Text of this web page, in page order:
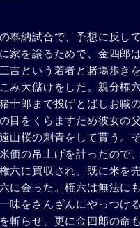
奉納試合で、予想に反し
家を譲るためで、金四郎
吉という若者と賭場歩き
み大儲けをした。親分権
十郎まで投げとばしお職
目をくらますため彼女の
山桜の刺青をして貰う。
価の吊上げを計ったので
六に買収され、既に米を
に会った。権六は無法に
味をさんざんにやっつけ
斬らせ、更に金四郎の命